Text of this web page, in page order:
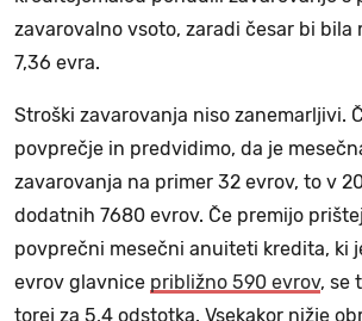
zavarovalno vsoto, zaradi česar bi bila
7,36 evra.
Stroški zavarovanja niso zanemarljivi.
povprečje in predvidimo, da je
zavarovanja na primer 32 evrov, to v
dodatnih 7680 evrov. Če premijo
povprečni mesečni anuiteti kredita, ki
evrov glavnice približno 590 evrov, se
torej za 5,4 odstotka. Vsekakor nižje